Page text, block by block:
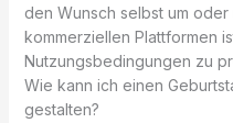
den Wunsch selbst um
kommerziellen Plattformen
Nutzungsbedingungen zu
Wie kann ich einen
gestalten?